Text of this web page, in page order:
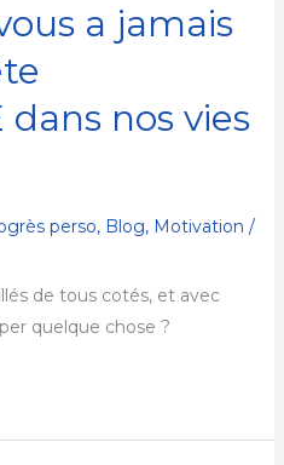
a jamais
dans nos vies
perso, Blog, Motivation /
de tous cotés, et avec
quelque chose ?